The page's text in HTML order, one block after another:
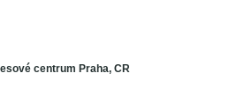
centrum Praha, CR